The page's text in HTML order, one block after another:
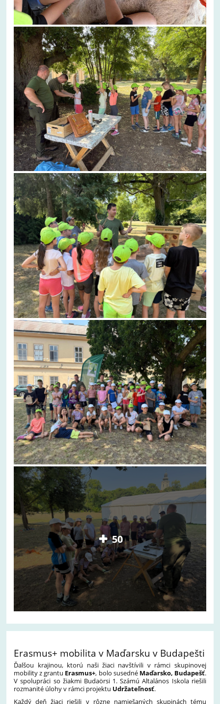
50
Erasmus+ mobilita v Maďarsku v Budapešti
Ďalšou krajinou, ktorú naši žiaci navštívili v rámci skupinovej
mobility z grantu Erasmus+, bolo susedné Maďarsko, Budapešť.
V spolupráci so žiakmi Budaörsi 1. Számú Altalános Iskola riešili
rozmanité úlohy v rámci projektu Udržateľnosť.
Každý deň žiaci riešili v rôzne namiešaných skupinách tému